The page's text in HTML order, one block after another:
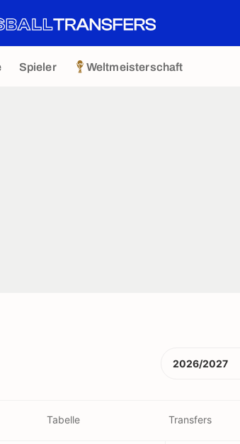
Spieler Weltmeisterschaft
2026/2027
Tabelle Transfers